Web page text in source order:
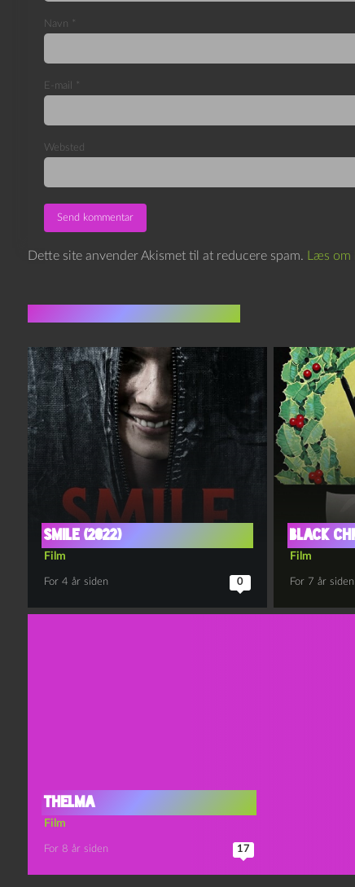
Navn *
E-mail *
Websted
Dette site anvender Akismet til at reducere spam. Læs
Smile (2022)
Film
For 4 år siden 0
Black
Film
For 7 år siden
Thelma
Film
For 8 år siden 17